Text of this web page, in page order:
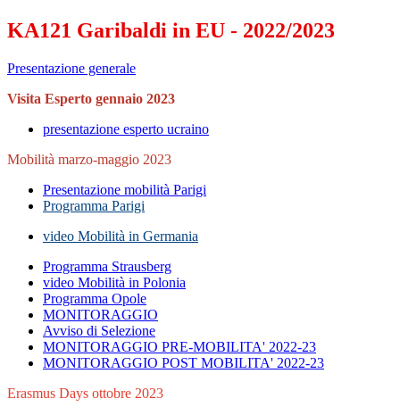
KA121 Garibaldi in EU - 2022/2023
Presentazione generale
Visita Esperto gennaio 2023
presentazione esperto ucraino
Mobilità marzo-maggio 2023
Presentazione mobilità Parigi
Programma Parigi
video Mobilità in Germania
Programma Strausberg
video Mobilità in Polonia
Programma Opole
MONITORAGGIO
Avviso di Selezione
MONITORAGGIO PRE-MOBILITA' 2022-23
MONITORAGGIO POST MOBILITA' 2022-23
Erasmus Days ottobre 2023